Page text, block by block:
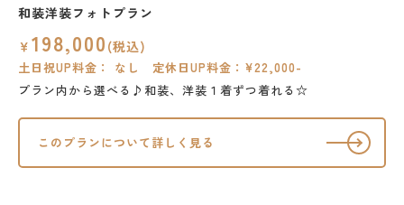
和装洋装フォトプラン
￥ 198,000 (税込)
土日祝UP料金： なし 定休日UP料金：¥22,000-
プラン内から選べる♪和装、洋装１着ずつ着れる☆
このプランについて詳しく見る